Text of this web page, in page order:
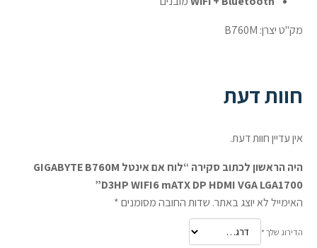
מק"ט יצרן: B760M
חוות דעת
אין עדיין חוות דעת.
היה הראשון לכתוב סקירה “לוח אם אינטל GIGABYTE B760M
D3HP WIFI6 mATX DP HDMI VGA LGA1700”
האימייל לא יוצג באתר. שדות החובה מסומנים*
הדירוג שלך *